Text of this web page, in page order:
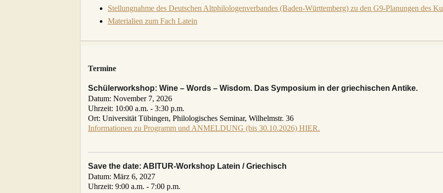
Stellungnahme des Deutschen Altphilologenverbandes (Baden-Württemberg) zu den G9-Planungen des
Materialien zum Fach Latein
Termine
Schülerworkshop: Wine – Words – Wisdom. Das Symposium in der griechischen Antike.
Datum: November 7, 2026
Uhrzeit: 10:00 a.m. - 3:30 p.m.
Ort: Universität Tübingen, Philologisches Seminar, Wilhelmstr. 36
Informationen zu Programm und ANMELDUNG (bis 30.10.2026) HIER.
Save the date: ABITUR-Workshop Latein / Griechisch
Datum: März 6, 2027
Uhrzeit: 9:00 a.m. - 7:00 p.m.